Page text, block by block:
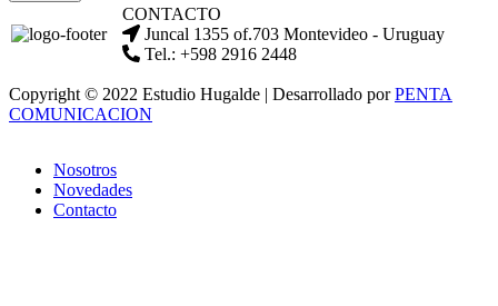
CONTACTO
Juncal 1355 of.703 Montevideo - Uruguay
Tel.: +598 2916 2448
Copyright © 2022 Estudio Hugalde | Desarrollado porPENTA
COMUNICACION
Nosotros
Novedades
Contacto